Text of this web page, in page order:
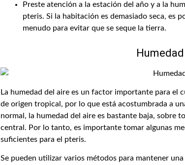
Preste atención a la estación del año y a la
pteris. Si la habitación es demasiado seca, es
menudo para evitar que se seque la tierra.
La humedad del aire es un factor importante para el
de origen tropical, por lo que está acostumbrada a
normal, la humedad del aire es bastante baja, sobre
central. Por lo tanto, es importante tomar algunas
suficientes para el pteris.
Se pueden utilizar varios métodos para mantener